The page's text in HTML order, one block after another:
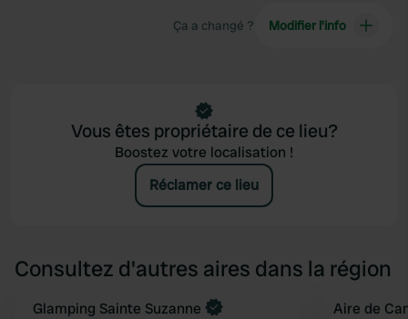
Ça a changé ? Modifier l’info
Vous êtes propriétaire de ce lieu?
Boostez votre localisation !
Réclamer ce lieu
Consultez d'autres aires dans la région
Reserve maintenant
Glamping Sainte Suzanne Aire de